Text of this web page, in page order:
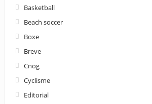
Basketball
Beach soccer
Boxe
Breve
Cnog
Cyclisme
Editorial